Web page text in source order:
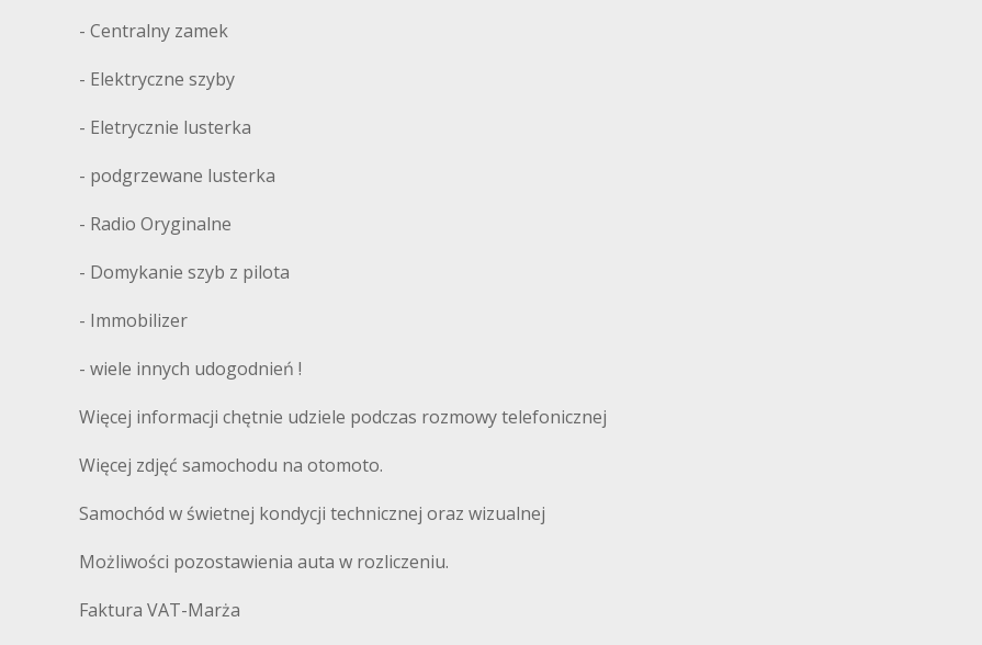
- Centralny zamek
- Elektryczne szyby
- Eletrycznie lusterka
- podgrzewane lusterka
- Radio Oryginalne
- Domykanie szyb z pilota
- Immobilizer
- wiele innych udogodnień !
Więcej informacji chętnie udziele podczas rozmowy telefonicznej
Więcej zdjęć samochodu na otomoto.
Samochód w świetnej kondycji technicznej oraz wizualnej
Możliwości pozostawienia auta w rozliczeniu.
Faktura VAT-Marża